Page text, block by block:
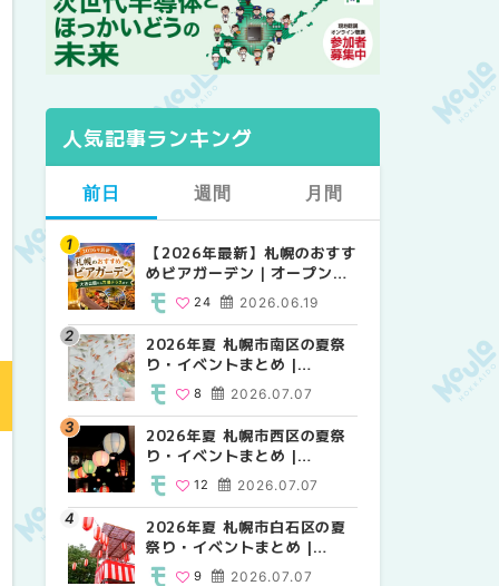
人気記事ランキング
前日
【2026年最新】札幌のおすす
めビアガーデン｜オープン日
順に徹底紹介！大通公園から
穴場テラスまで | MouLa
HOKKAIDO
2026.06.19
24
2026年夏 札幌市南区の夏祭
り・イベントまとめ |
MouLa HOKKAIDO
2026.07.07
8
2026年夏 札幌市西区の夏祭
り・イベントまとめ |
MouLa HOKKAIDO
2026.07.07
12
2026年夏 札幌市白石区の夏
祭り・イベントまとめ |
MouLa HOKKAIDO
2026.07.07
9
週間
【2026年最新】札幌のおすす
めビアガーデン｜オープン日
穴場テラスまで | MouLa
HOKKAIDO
24
2026年夏 札幌市西区の夏祭
り・イベントまとめ |
12
2026年夏 札幌市北区の夏祭
り・イベントまとめ |
9
2026年夏 札幌市白石区の夏
祭り・イベントまとめ |
9
月間
【2026年最新】札幌のおすす
めビアガーデン｜オープン日
穴場テラスまで | MouLa
HOKKAIDO
24
2026年夏 札幌市北区の夏祭
り・イベントまとめ |
9
2026年夏 札幌市西区の夏祭
り・イベントまとめ |
12
2026年夏 札幌市白石区の夏
祭り・イベントまとめ |
9